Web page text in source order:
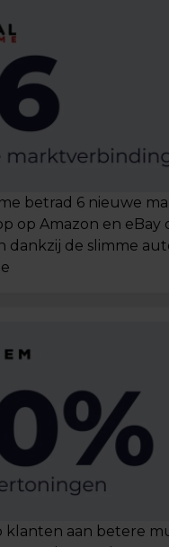
betrad 6 nieuwe
op Amazon en eBay
dankzij de slimme
klanten aan betere